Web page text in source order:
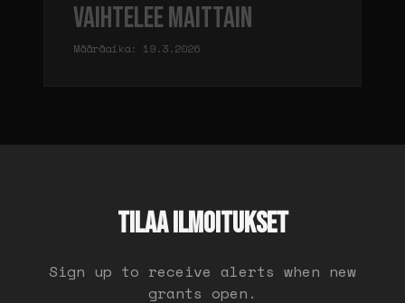
Vaihtelee maittain
Määräaika: 19.3.2026
TILAA ILMOITUKSET
Sign up to receive alerts when new
grants open.